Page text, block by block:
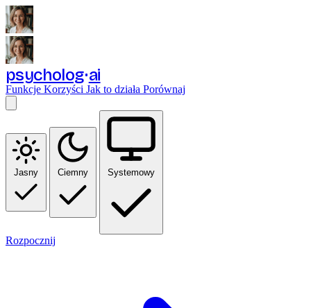
psycholog ai
Funkcje Korzyści Jak to działa Porównaj
Jasny Ciemny Systemowy
Rozpocznij